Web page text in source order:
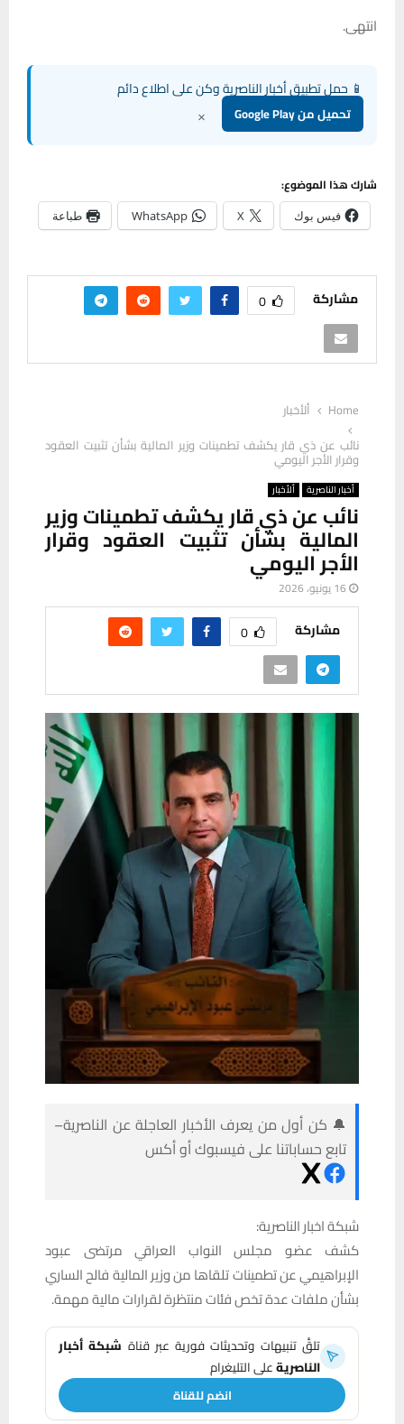
انتهى.
📱 حمل تطبيق أخبار الناصرية وكن على اطلاع دائم
تحميل من Google Play ×
شارك هذا الموضوع:
فيس بوك X
WhatsApp طباعة
مشاركة 0
Home
ألأخبار
نائب عن ذي قار يكشف تطمينات وزير المالية بشأن تثبيت العقود
وقرار الأجر اليومي
أخبار الناصرية ألأخبار
نائب عن ذي قار يكشف تطمينات وزير
المالية بشأن تثبيت العقود وقرار
الأجر اليومي
16 يونيو، 2026
مشاركة 0
🔔 كن أول من يعرف الأخبار العاجلة عن الناصرية–
تابع حساباتنا على فيسبوك أو أكس
شبكة اخبار الناصرية:
كشف عضو مجلس النواب العراقي مرتضى عبود
الإبراهيمي عن تطمينات تلقاها من وزير المالية فالح الساري
بشأن ملفات عدة تخص فئات منتظرة لقرارات مالية مهمة.
تلقَّ تنبيهات وتحديثات فورية عبر قناة شبكة أخبار
الناصريةعلى التليغرام
انضم للقناة